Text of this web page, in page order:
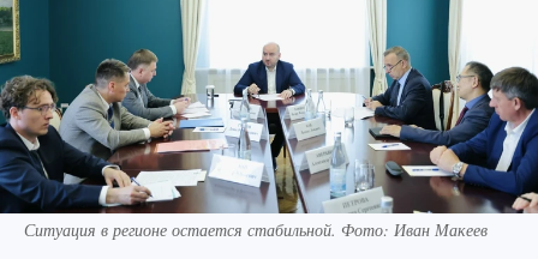
Ситуация в регионе остается стабильной. Фото: Иван Макеев